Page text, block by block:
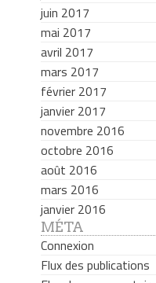
juin 2017
mai 2017
avril 2017
mars 2017
février 2017
janvier 2017
novembre 2016
octobre 2016
août 2016
mars 2016
janvier 2016
MÉTA
Connexion
Flux des publications